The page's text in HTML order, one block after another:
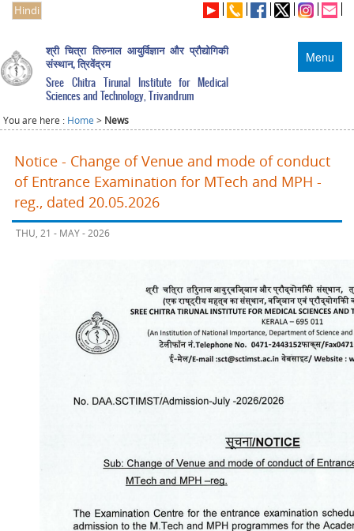
Hindi
Menu
श्री चित्रा तिरुनाल आयुर्विज्ञान और प्रौद्योगिकी
संस्थान, त्रिवेंद्रम
Sree Chitra Tirunal Institute for Medical
Sciences and Technology, Trivandrum
You are here : Home > News
Notice - Change of Venue and mode of conduct
of Entrance Examination for MTech and MPH -
reg., dated 20.05.2026
THU, 21 - MAY - 2026